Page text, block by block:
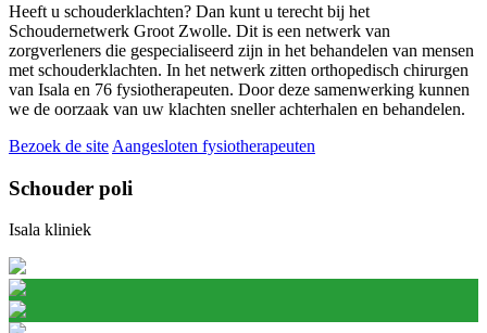
Heeft u schouderklachten? Dan kunt u terecht bij het
Schoudernetwerk Groot Zwolle. Dit is een netwerk van
zorgverleners die gespecialiseerd zijn in het behandelen van mensen
met schouderklachten. In het netwerk zitten orthopedisch chirurgen
van Isala en 76 fysiotherapeuten. Door deze samenwerking kunnen
we de oorzaak van uw klachten sneller achterhalen en behandelen.
Bezoek de site Aangesloten fysiotherapeuten
Schouder poli
Isala kliniek